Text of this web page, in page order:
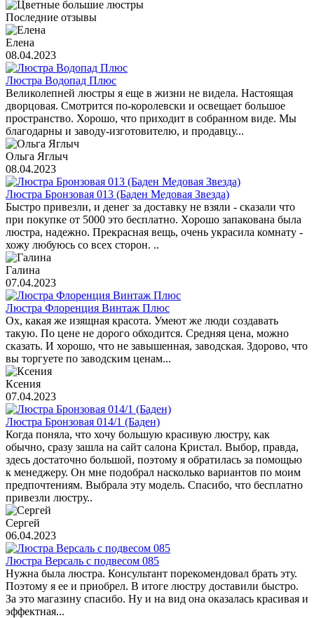
Последние отзывы
Елена
08.04.2023
Люстра Водопад Плюс
Великолепней люстры я еще в жизни не видела. Настоящая
дворцовая. Смотрится по-королевски и освещает большое
пространство. Хорошо, что приходит в собранном виде. Мы
благодарны и заводу-изготовителю, и продавцу...
Ольга Яглыч
08.04.2023
Люстра Бронзовая 013 (Баден Медовая Звезда)
Быстро привезли, и денег за доставку не взяли - сказали что
при покупке от 5000 это бесплатно. Хорошо запакована была
люстра, надежно. Прекрасная вещь, очень украсила комнату -
хожу любуюсь со всех сторон. ..
Галина
07.04.2023
Люстра Флоренция Винтаж Плюс
Ох, какая же изящная красота. Умеют же люди создавать
такую. По цене не дорого обходится. Средняя цена, можно
сказать. И хорошо, что не завышенная, заводская. Здорово, что
вы торгуете по заводским ценам...
Ксения
07.04.2023
Люстра Бронзовая 014/1 (Баден)
Когда поняла, что хочу большую красивую люстру, как
обычно, сразу зашла на сайт салона Кристал. Выбор, правда,
здесь достаточно большой, поэтому я обратилась за помощью
к менеджеру. Он мне подобрал насколько вариантов по моим
предпочтениям. Выбрала эту модель. Спасибо, что бесплатно
привезли люстру..
Сергей
06.04.2023
Люстра Версаль с подвесом 085
Нужна была люстра. Консультант порекомендовал брать эту.
Поэтому я ее и приобрел. В итоге люстру доставили быстро.
За это магазину спасибо. Ну и на вид она оказалась красивая и
эффектная...